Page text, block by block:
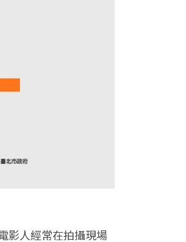
影人經常在拍攝現場